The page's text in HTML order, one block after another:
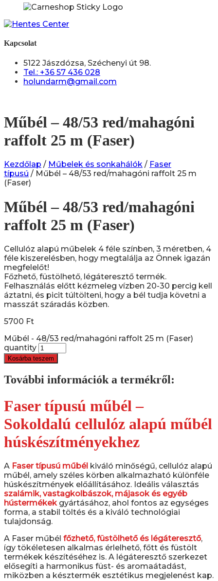
Kapcsolat
5122 Jászdózsa, Széchenyi út 98.
Tel.: +36 57 436 028
holundarm@gmail.com
Műbél – 48/53 red/mahagóni
raffolt 25 m (Faser)
Kezdőlap / Műbelek és sonkahálók / Faser
típusú / Műbél – 48/53 red/mahagóni raffolt 25 m
(Faser)
Műbél – 48/53 red/mahagóni
raffolt 25 m (Faser)
Cellulóz alapú műbelek 4 féle színben, 3 méretben, 4
féle kiszerelésben, hogy megtalálja az Önnek igazán
megfelelőt!
Főzhető, füstölhető, légáteresztő termék.
Felhasználás előtt kézmeleg vízben 20-30 percig kell
áztatni, és picit túltölteni, hogy a bél tudja követni a
masszát száradás közben.
5700 Ft
Műbél - 48/53 red/mahagóni raffolt 25 m (Faser)
quantity
Kosárba teszem
További információk a termékről:
Faser típusú műbél –
Sokoldalú cellulóz alapú műbél
húskészítményekhez
A Faser típusú műbél kiváló minőségű, cellulóz alapú
műbél, amely széles körben alkalmazható különféle
húskészítmények előállításához. Ideális választás
szalámik, vastagkolbászok, májasok és egyéb
hústermékekgyártásához, ahol fontos az egységes
forma, a stabil töltés és a kiváló technológiai
tulajdonság.
A Faser műbél főzhető, füstölhető és légáteresztő,
így tökéletesen alkalmas érlelhető, főtt és füstölt
termékek készítéséhez is. A légáteresztő szerkezet
elősegíti a harmonikus füst- és aromaátadást,
miközben a késztermék esztétikus megjelenést kap.